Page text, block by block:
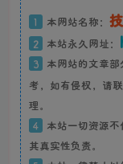
1 本网站名称： 技
2 本站永久网址：
3
本网站的文章
考，如有侵权，请
理。
4
本站一切资源
其真实性负责。